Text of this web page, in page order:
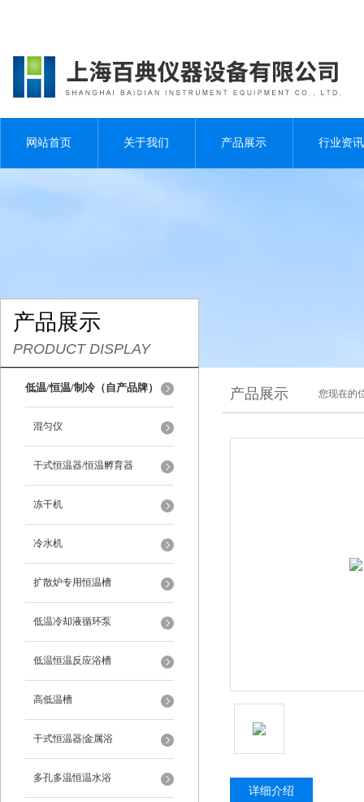
网站首页 关于我们 产品展示 行业资讯
产品展示
PRODUCT DISPLAY
低温/恒温/制冷（自产品牌）
混匀仪
干式恒温器/恒温孵育器
冻干机
冷水机
扩散炉专用恒温槽
低温冷却液循环泵
低温恒温反应浴槽
高低温槽
干式恒温器|金属浴
多孔多温恒温水浴
产品展示 您现在的
详细介绍